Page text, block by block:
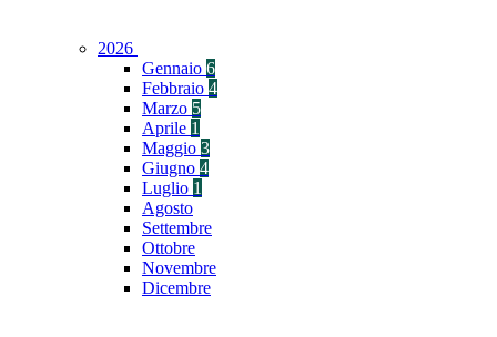
2026
Gennaio 6
Febbraio 4
Marzo 5
Aprile 1
Maggio 3
Giugno 4
Luglio 1
Agosto
Settembre
Ottobre
Novembre
Dicembre